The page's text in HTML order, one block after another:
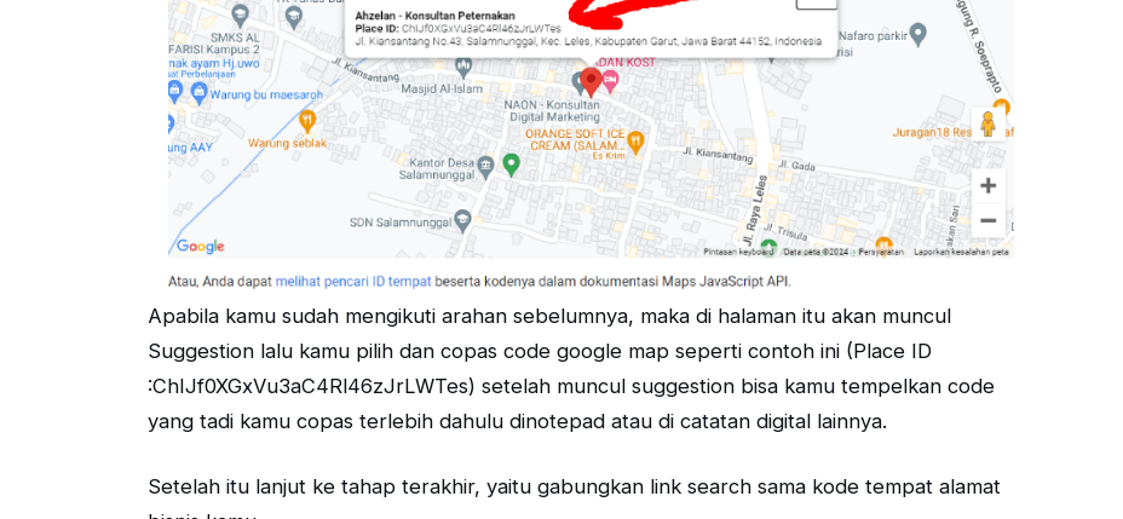
Apabila kamu sudah mengikuti arahan sebelumnya, maka di halaman itu akan muncul
Suggestion lalu kamu pilih dan copas code google map seperti contoh ini (Place ID
:ChIJf0XGxVu3aC4Rl46zJrLWTes) setelah muncul suggestion bisa kamu tempelkan code
yang tadi kamu copas terlebih dahulu dinotepad atau di catatan digital lainnya.
Setelah itu lanjut ke tahap terakhir, yaitu gabungkan link search sama kode tempat alamat